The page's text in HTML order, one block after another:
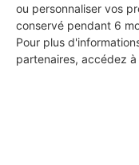
ou personnaliser vos
conservé pendant 6
Pour plus
partenaires, accédez